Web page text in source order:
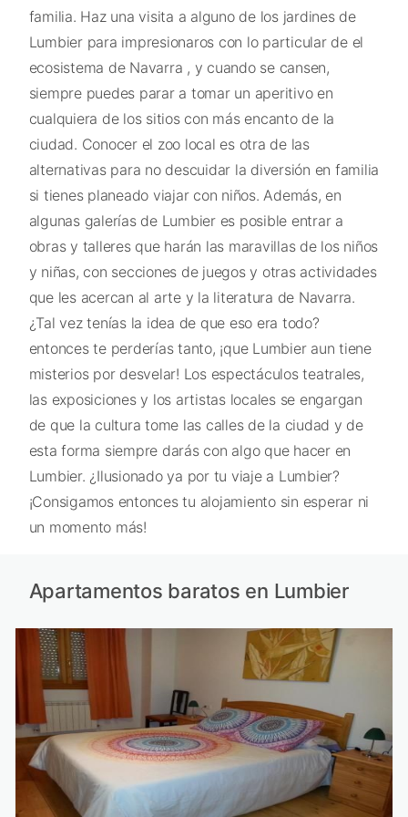
familia. Haz una visita a alguno de los jardines de
Lumbier para impresionaros con lo particular de el
ecosistema de Navarra , y cuando se cansen,
siempre puedes parar a tomar un aperitivo en
cualquiera de los sitios con más encanto de la
ciudad. Conocer el zoo local es otra de las
alternativas para no descuidar la diversión en familia
si tienes planeado viajar con niños. Además, en
algunas galerías de Lumbier es posible entrar a
obras y talleres que harán las maravillas de los niños
y niñas, con secciones de juegos y otras actividades
que les acercan al arte y la literatura de Navarra.
¿Tal vez tenías la idea de que eso era todo?
entonces te perderías tanto, ¡que Lumbier aun tiene
misterios por desvelar! Los espectáculos teatrales,
las exposiciones y los artistas locales se engargan
de que la cultura tome las calles de la ciudad y de
esta forma siempre darás con algo que hacer en
Lumbier. ¿Ilusionado ya por tu viaje a Lumbier?
¡Consigamos entonces tu alojamiento sin esperar ni
un momento más!
Apartamentos baratos en Lumbier